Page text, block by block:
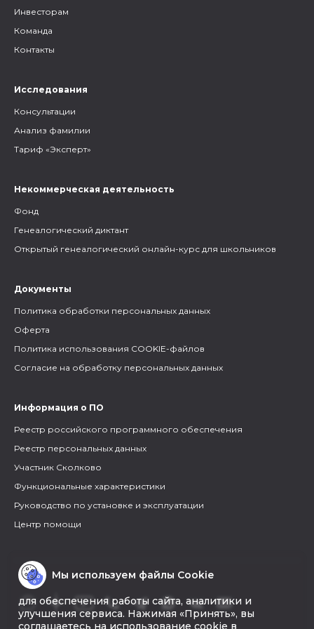
Инвесторам
Команда
Контакты
Исследования
Консультации
Анализ фамилии
Тариф «Эксперт»
Некоммерческая деятельность
Фонд
Генеалогический диктант
Открытый генеалогический онлайн-курс для школьников
Документы
Политика обработки персональных данных
Оферта
Политика использования COOKIE-файлов
Согласие на обработку персональных данных
Информация о ПО
Реестр российского программного обеспечения
Реестр персональных данных
Участник Сколково
Функциональные характеристики
Руководство по установке и эксплуатации
Центр помощи
Мы используем файлы Cookie
для обеспечения работы сайта, аналитики и
улучшения сервиса. Нажимая «Принять», вы
соглашаетесь на использование cookie в